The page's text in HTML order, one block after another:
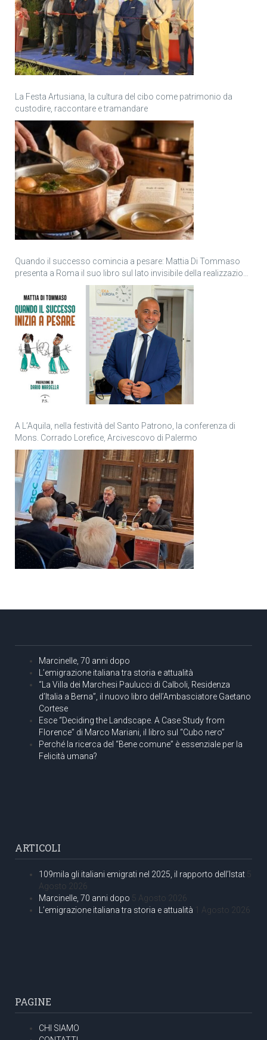
La Festa Artusiana, la cultura del cibo come patrimonio da
custodire, raccontare e tramandare
Quando il successo comincia a pesare: Mattia Di Tommaso
presenta a Roma il suo libro sul lato invisibile della realizzazione
A L’Aquila, nella festività del Santo Patrono, la conferenza di
Mons. Corrado Lorefice, Arcivescovo di Palermo
Marcinelle, 70 anni dopo
L’emigrazione italiana tra storia e attualità
“La Villa dei Marchesi Paulucci di Calboli, Residenza
d’Italia a Berna”, il nuovo libro dell’Ambasciatore Gaetano
Cortese
Esce “Deciding the Landscape. A Case Study from
Florence” di Marco Mariani, il libro sul “Cubo nero”
Perché la ricerca del “Bene comune” è essenziale per la
Felicità umana?
ARTICOLI
109mila gli italiani emigrati nel 2025, il rapporto dell’Istat 5
Agosto 2026
Marcinelle, 70 anni dopo 5 Agosto 2026
L’emigrazione italiana tra storia e attualità 1 Agosto 2026
PAGINE
CHI SIAMO